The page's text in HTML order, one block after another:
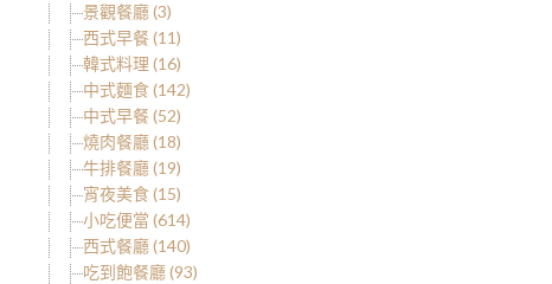
景觀餐廳 (3)
西式早餐 (11)
韓式料理 (16)
中式麵食 (142)
中式早餐 (52)
燒肉餐廳 (18)
牛排餐廳 (19)
宵夜美食 (15)
小吃便當 (614)
西式餐廳 (140)
吃到飽餐廳 (93)